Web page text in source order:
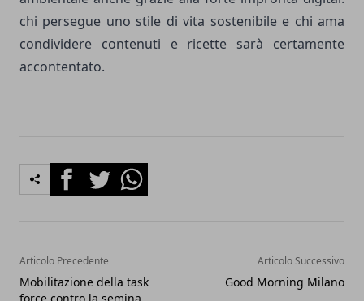
chi persegue uno stile di vita sostenibile e chi ama
condividere contenuti e ricette sarà certamente
accontentato.
FacebookTwitterWhatsapp
Articolo Precedente
Mobilitazione della task
Articolo Successivo
Good Morning Milano